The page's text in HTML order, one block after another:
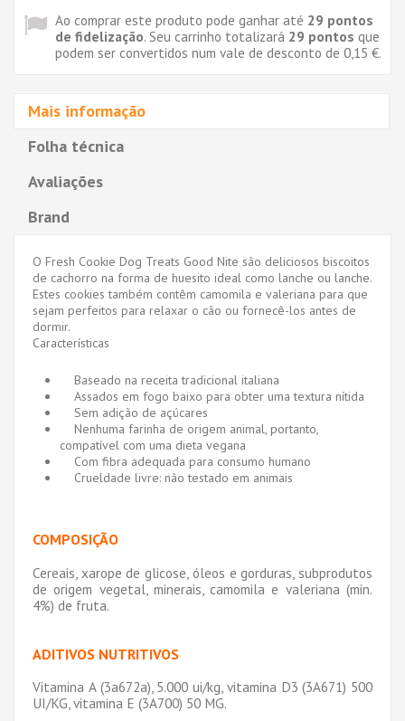
Ao comprar este produto pode ganhar até 29 pontos
de fidelização. Seu carrinho totalizará 29 pontos que
podem ser convertidos num vale de desconto de 0,15 €.
Mais informação
Folha técnica
Avaliações
Brand
O Fresh Cookie Dog Treats Good Nite são deliciosos biscoitos
de cachorro na forma de huesito ideal como lanche ou lanche.
Estes cookies também contêm camomila e valeriana para que
sejam perfeitos para relaxar o cão ou fornecê-los antes de
dormir.
Características
Baseado na receita tradicional italiana
Assados em fogo baixo para obter uma textura nítida
Sem adição de açúcares
Nenhuma farinha de origem animal, portanto,
compatível com uma dieta vegana
Com fibra adequada para consumo humano
Crueldade livre: não testado em animais
COMPOSIÇÃO
Cereais, xarope de glicose, óleos e gorduras, subprodutos
de origem vegetal, minerais, camomila e valeriana (min.
4%) de fruta.
ADITIVOS NUTRITIVOS
Vitamina A (3a672a), 5.000 ui/kg, vitamina D3 (3A671) 500
UI/KG, vitamina E (3A700) 50 MG.